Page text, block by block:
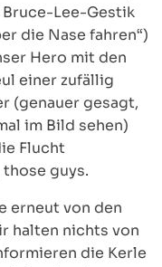
Bruce-Lee-Gestik
die Nase fahren“)
Hero mit den
einer zufällig
(genauer gesagt,
im Bild sehen)
Flucht
guys.
erneut von den
halten nichts von
die Kerle